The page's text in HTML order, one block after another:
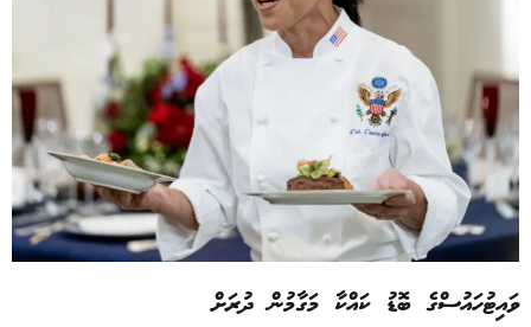
ވައިޓުހައުސްގެ ބޮޑު ކައްކާ މަގާމުން ދުރަށް